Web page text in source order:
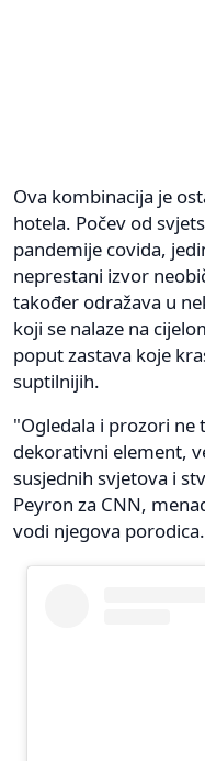
Ova kombinacija je
hotela. Počev od
pandemije covida,
neprestani izvor
također odražava u
koji se nalaze na
poput zastava koje
suptilnijih.
"Ogledala i prozori ne
dekorativni element,
susjednih svjetova i
Peyron za CNN,
vodi njegova porodica.